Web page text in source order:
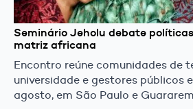
Seminário Jeholu debate
matriz africana
Encontro reúne comunidades de
universidade e gestores públicos
agosto, em São Paulo e